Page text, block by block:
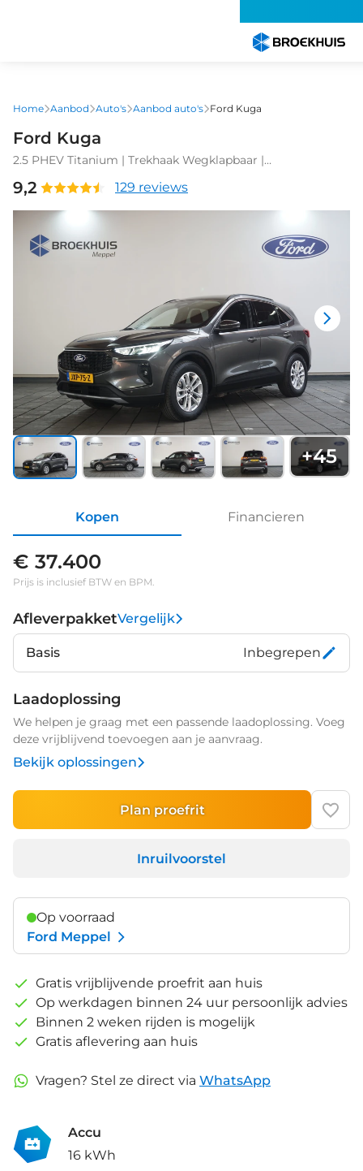
gaan
Home Aanbod Auto's Aanbod auto's Ford Kuga
Ford Kuga
2.5 PHEV Titanium | Trekhaak Wegklapbaar |
9,2 129 reviews
+45
Kopen Financieren
€ 37.400
Prijs is inclusief BTW en BPM.
AfleverpakketVergelijk
Basis Inbegrepen
Laadoplossing
We helpen je graag met een passende laadoplossing. Voeg
deze vrijblijvend toevoegen aan je aanvraag.
Bekijk oplossingen
Plan proefrit
Inruilvoorstel
Op voorraad
Ford Meppel
Gratis vrijblijvende proefrit aan huis
Op werkdagen binnen 24 uur persoonlijk advies
Binnen 2 weken rijden is mogelijk
Gratis aflevering aan huis
Vragen? Stel ze direct via WhatsApp
Accu
16 kWh